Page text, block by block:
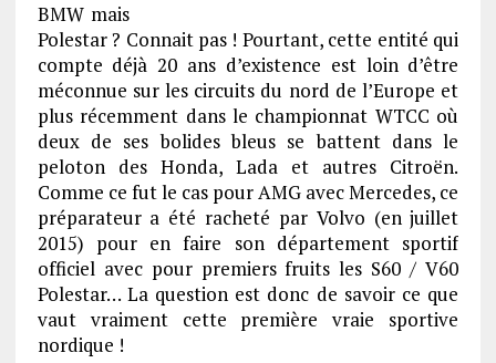
BMW mais
Polestar ? Connait pas ! Pourtant, cette entité qui
compte déjà 20 ans d’existence est loin d’être
méconnue sur les circuits du nord de l’Europe et
plus récemment dans le championnat WTCC où
deux de ses bolides bleus se battent dans le
peloton des Honda, Lada et autres Citroën.
Comme ce fut le cas pour AMG avec Mercedes, ce
préparateur a été racheté par Volvo (en juillet
2015) pour en faire son département sportif
officiel avec pour premiers fruits les S60 / V60
Polestar… La question est donc de savoir ce que
vaut vraiment cette première vraie sportive
nordique !